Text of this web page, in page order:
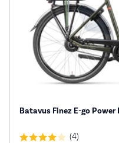
Batavus Finez E-go
(4)